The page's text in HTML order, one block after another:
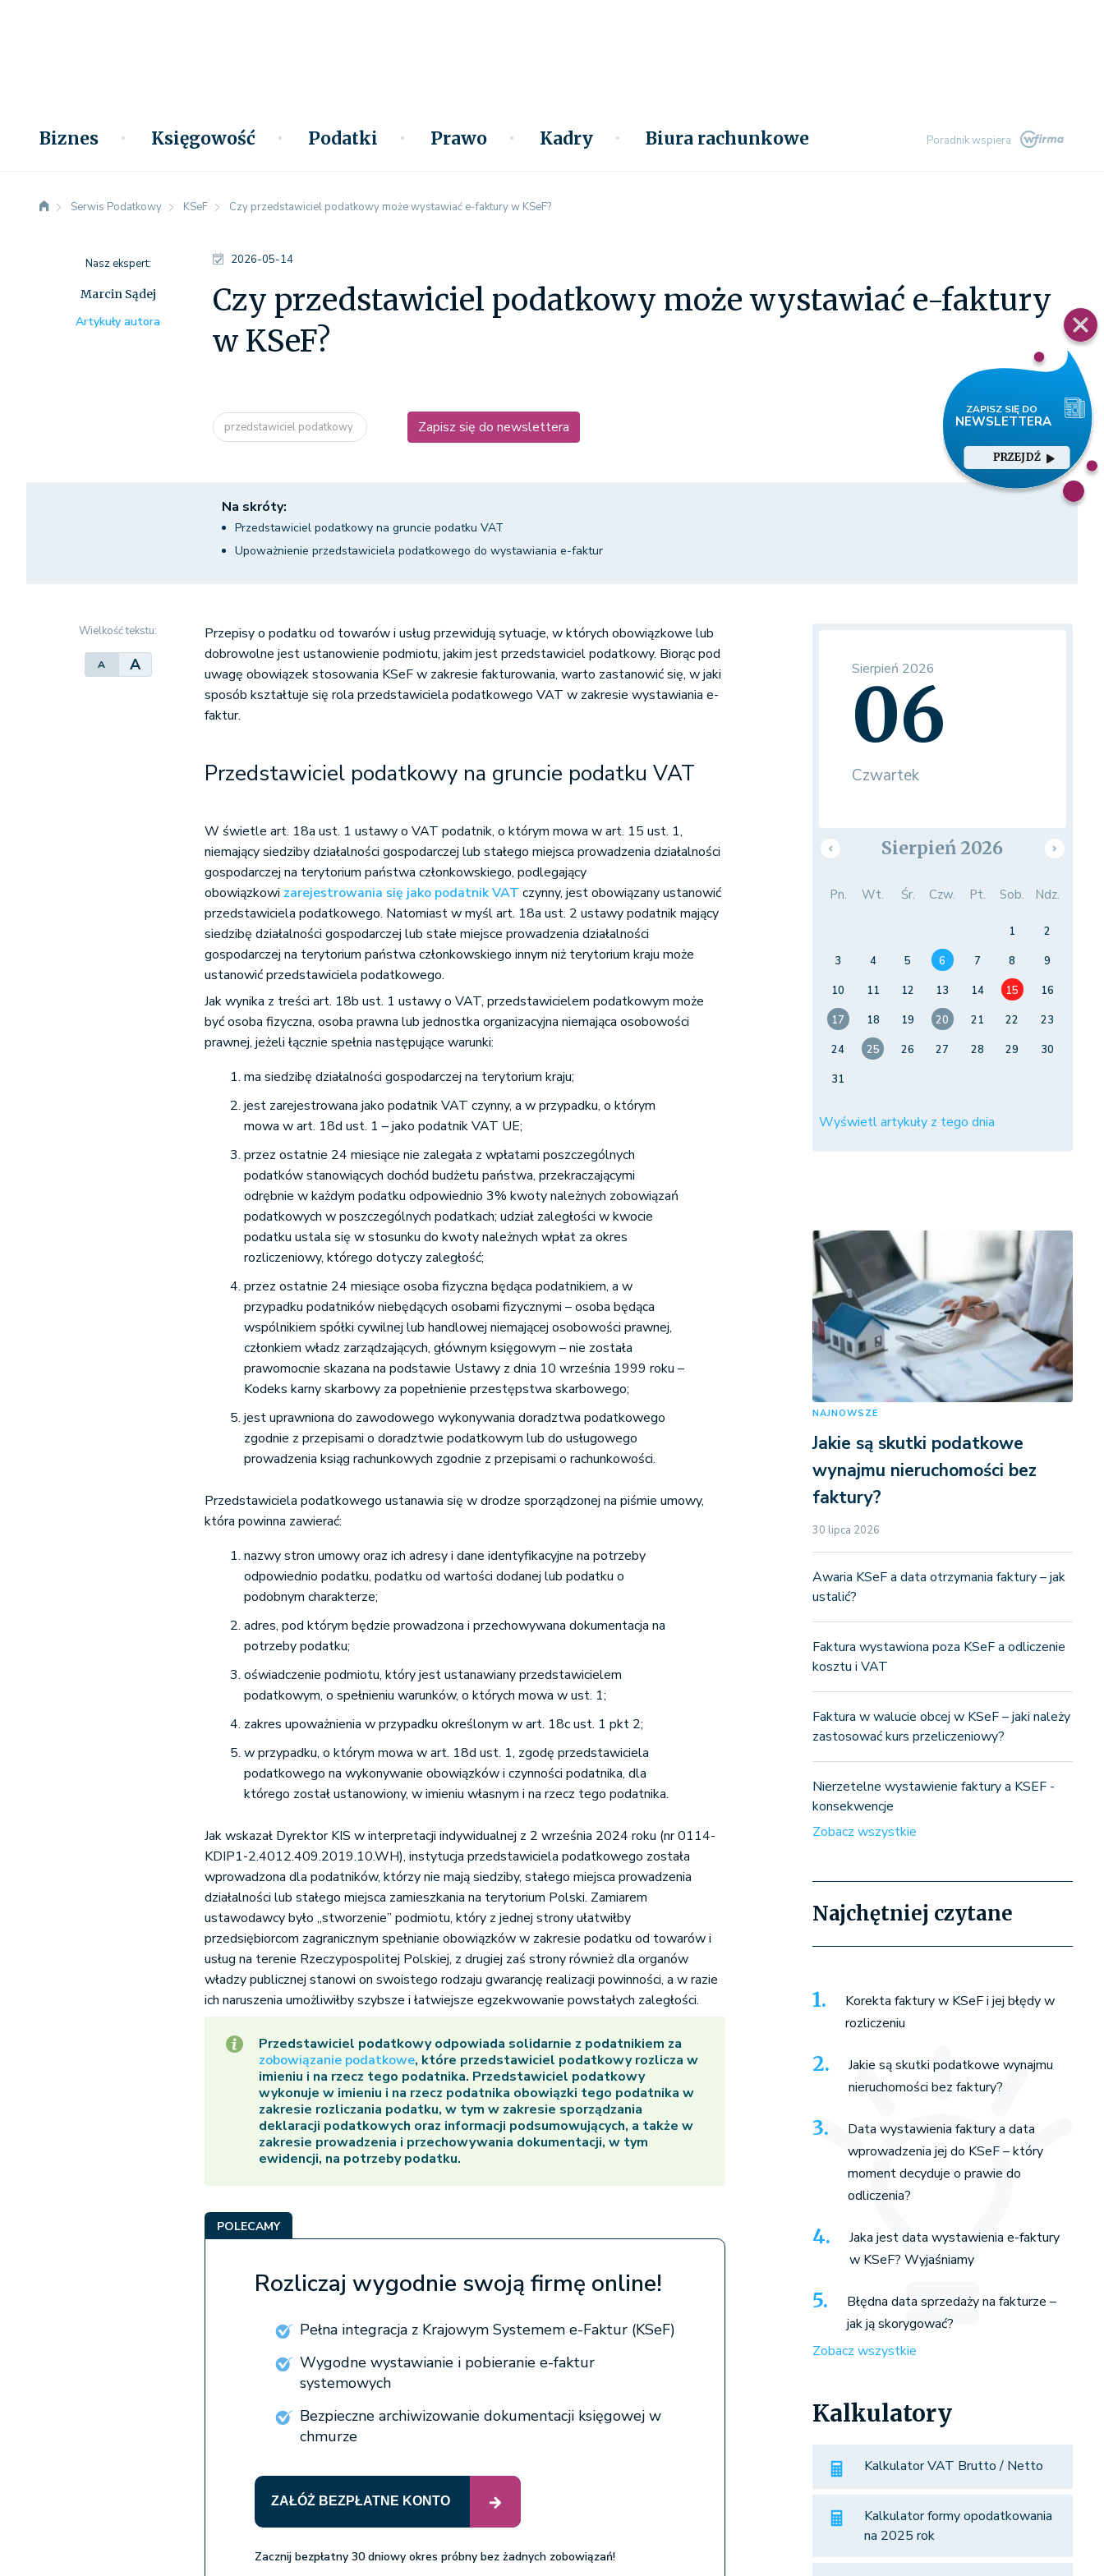
Biznes Księgowość Podatki Prawo Kadry Biura rachunkowe Poradnik wspiera
PRZEJDŹ
Serwis Podatkowy KSeF Czy przedstawiciel podatkowy może wystawiać e-faktury w KSeF?
2026-05-14
Czy przedstawiciel podatkowy może wystawiać e-faktury
w KSeF?
przedstawiciel podatkowy Zapisz się do newslettera
Nasz ekspert:
Marcin Sądej
Artykuły autora
Na skróty:
Przedstawiciel podatkowy na gruncie podatku VAT
Upoważnienie przedstawiciela podatkowego do wystawiania e-faktur
Wielkość tekstu:
A A
Przepisy o podatku od towarów i usług przewidują sytuacje, w których obowiązkowe lub
dobrowolne jest ustanowienie podmiotu, jakim jest przedstawiciel podatkowy. Biorąc pod
uwagę obowiązek stosowania KSeF w zakresie fakturowania, warto zastanowić się, w jaki
sposób kształtuje się rola przedstawiciela podatkowego VAT w zakresie wystawiania e-
faktur.
Przedstawiciel podatkowy na gruncie podatku VAT
W świetle art. 18a ust. 1 ustawy o VAT podatnik, o którym mowa w art. 15 ust. 1,
niemający siedziby działalności gospodarczej lub stałego miejsca prowadzenia działalności
gospodarczej na terytorium państwa członkowskiego, podlegający
obowiązkowi zarejestrowania się jako podatnik VAT czynny, jest obowiązany ustanowić
przedstawiciela podatkowego. Natomiast w myśl art. 18a ust. 2 ustawy podatnik mający
siedzibę działalności gospodarczej lub stałe miejsce prowadzenia działalności
gospodarczej na terytorium państwa członkowskiego innym niż terytorium kraju może
ustanowić przedstawiciela podatkowego.
Jak wynika z treści art. 18b ust. 1 ustawy o VAT, przedstawicielem podatkowym może
być osoba fizyczna, osoba prawna lub jednostka organizacyjna niemająca osobowości
prawnej, jeżeli łącznie spełnia następujące warunki:
ma siedzibę działalności gospodarczej na terytorium kraju;
jest zarejestrowana jako podatnik VAT czynny, a w przypadku, o którym
mowa w art. 18d ust. 1 – jako podatnik VAT UE;
przez ostatnie 24 miesiące nie zalegała z wpłatami poszczególnych
podatków stanowiących dochód budżetu państwa, przekraczającymi
odrębnie w każdym podatku odpowiednio 3% kwoty należnych zobowiązań
podatkowych w poszczególnych podatkach; udział zaległości w kwocie
podatku ustala się w stosunku do kwoty należnych wpłat za okres
rozliczeniowy, którego dotyczy zaległość;
przez ostatnie 24 miesiące osoba fizyczna będąca podatnikiem, a w
przypadku podatników niebędących osobami fizycznymi – osoba będąca
wspólnikiem spółki cywilnej lub handlowej niemającej osobowości prawnej,
członkiem władz zarządzających, głównym księgowym – nie została
prawomocnie skazana na podstawie Ustawy z dnia 10 września 1999 roku –
Kodeks karny skarbowy za popełnienie przestępstwa skarbowego;
jest uprawniona do zawodowego wykonywania doradztwa podatkowego
zgodnie z przepisami o doradztwie podatkowym lub do usługowego
prowadzenia ksiąg rachunkowych zgodnie z przepisami o rachunkowości.
Przedstawiciela podatkowego ustanawia się w drodze sporządzonej na piśmie umowy,
która powinna zawierać:
nazwy stron umowy oraz ich adresy i dane identyfikacyjne na potrzeby
odpowiednio podatku, podatku od wartości dodanej lub podatku o
podobnym charakterze;
adres, pod którym będzie prowadzona i przechowywana dokumentacja na
potrzeby podatku;
oświadczenie podmiotu, który jest ustanawiany przedstawicielem
podatkowym, o spełnieniu warunków, o których mowa w ust. 1;
zakres upoważnienia w przypadku określonym w art. 18c ust. 1 pkt 2;
w przypadku, o którym mowa w art. 18d ust. 1, zgodę przedstawiciela
podatkowego na wykonywanie obowiązków i czynności podatnika, dla
którego został ustanowiony, w imieniu własnym i na rzecz tego podatnika.
Jak wskazał Dyrektor KIS w interpretacji indywidualnej z 2 września 2024 roku (nr 0114-
KDIP1-2.4012.409.2019.10.WH), instytucja przedstawiciela podatkowego została
wprowadzona dla podatników, którzy nie mają siedziby, stałego miejsca prowadzenia
działalności lub stałego miejsca zamieszkania na terytorium Polski. Zamiarem
ustawodawcy było „stworzenie” podmiotu, który z jednej strony ułatwiłby
przedsiębiorcom zagranicznym spełnianie obowiązków w zakresie podatku od towarów i
usług na terenie Rzeczypospolitej Polskiej, z drugiej zaś strony również dla organów
władzy publicznej stanowi on swoistego rodzaju gwarancję realizacji powinności, a w razie
ich naruszenia umożliwiłby szybsze i łatwiejsze egzekwowanie powstałych zaległości.
Przedstawiciel podatkowy odpowiada solidarnie z podatnikiem za
zobowiązanie podatkowe, które przedstawiciel podatkowy rozlicza w
imieniu i na rzecz tego podatnika. Przedstawiciel podatkowy
wykonuje w imieniu i na rzecz podatnika obowiązki tego podatnika w
zakresie rozliczania podatku, w tym w zakresie sporządzania
deklaracji podatkowych oraz informacji podsumowujących, a także w
zakresie prowadzenia i przechowywania dokumentacji, w tym
ewidencji, na potrzeby podatku.
POLECAMY
Rozliczaj wygodnie swoją firmę online!
Pełna integracja z Krajowym Systemem e-Faktur (KSeF)
Wygodne wystawianie i pobieranie e-faktur
systemowych
Bezpieczne archiwizowanie dokumentacji księgowej w
chmurze
ZAŁÓŻ BEZPŁATNE KONTO
Zacznij bezpłatny 30 dniowy okres próbny bez żadnych zobowiązań!
Sierpień 2026
06
Czwartek
Sierpień 2026
Pn. Wt. Śr. Czw. Pt. Sob. Ndz.
1
2
3
4 5 6 7 8
9
10
11 12 13 14 15
16
17
18 19 20 21 22
23
24
25 26 27 28 29
30
31
Wyświetl artykuły z tego dnia
NAJNOWSZE
Jakie są skutki podatkowe
wynajmu nieruchomości bez
faktury?
30 lipca 2026
Awaria KSeF a data otrzymania faktury – jak
ustalić?
Faktura wystawiona poza KSeF a odliczenie
kosztu i VAT
Faktura w walucie obcej w KSeF – jaki należy
zastosować kurs przeliczeniowy?
Nierzetelne wystawienie faktury a KSEF -
konsekwencje
Zobacz wszystkie
Najchętniej czytane
Korekta faktury w KSeF i jej błędy w
rozliczeniu
Jakie są skutki podatkowe wynajmu
nieruchomości bez faktury?
Data wystawienia faktury a data
wprowadzenia jej do KSeF – który
moment decyduje o prawie do
odliczenia?
Jaka jest data wystawienia e-faktury
w KSeF? Wyjaśniamy
Błędna data sprzedaży na fakturze –
jak ją skorygować?
Zobacz wszystkie
Kalkulatory
Kalkulator VAT Brutto / Netto
Kalkulator formy opodatkowania
na 2025 rok